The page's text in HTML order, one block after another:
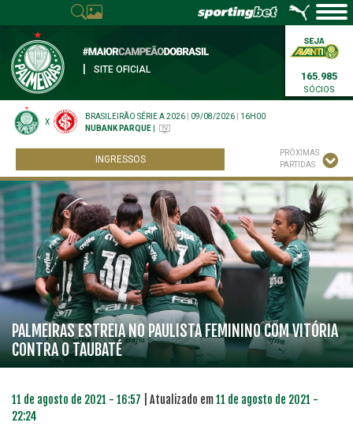
SITE OFICIAL
165.985
SÓCIOS
X
BRASILEIRÃO SÉRIE A 2026 09/08/2026
16H00
NUBANK PARQUE
INGRESSOS
PRÓXIMAS
PARTIDAS
PALMEIRAS ESTREIA NO PAULISTA FEMININO COM VITÓRIA
CONTRA O TAUBATÉ
11 de agosto de 2021 - 16:57 | Atualizado em11 de agosto de 2021 -
22:24